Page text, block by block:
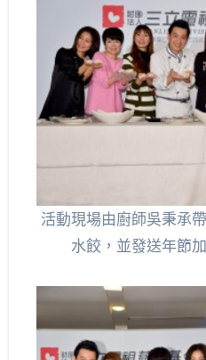
活動現場由廚師吳秉承
水餃，並發送年節